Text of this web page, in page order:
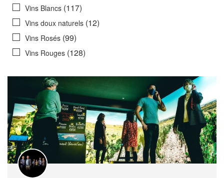
Vins Blancs (117)
Vins doux naturels (12)
Vins Rosés (99)
Vins Rouges (128)